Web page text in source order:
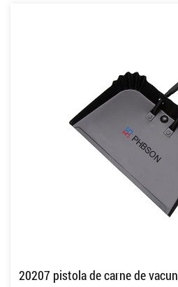
20207 pistola de carne de